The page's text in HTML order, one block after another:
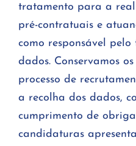
tratamento para a
pré-contratuais e
como responsável
dados. Conservamos
processo de
a recolha dos dados,
cumprimento de
candidaturas